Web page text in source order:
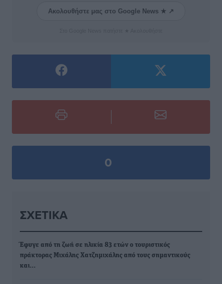
Ακολουθήστε μας στο Google News ★ ↗
0
ΣΧΕΤΙΚΆ
Έφυγε από τη ζωή σε ηλικία 83 ετών ο τουριστικός
πράκτορας Μιχάλης Χατζημιχάλης από τους σημαντικούς
και…